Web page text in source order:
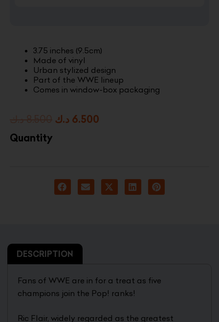
3.75 inches (9.5cm)
Made of vinyl
Urban stylized design
Part of the WWE lineup
Comes in window-box packaging
Original
6.500 د.ك
Quantity
DESCRIPTION
Fans of WWE are in for a treat as five
champions join the Pop! ranks!
Ric Flair, widely regarded as the greatest